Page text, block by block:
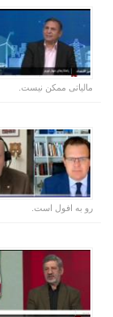
مالیاتی ممکن نیست.
رو به افول است.